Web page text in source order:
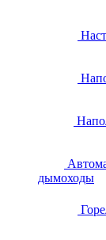
дымоходы